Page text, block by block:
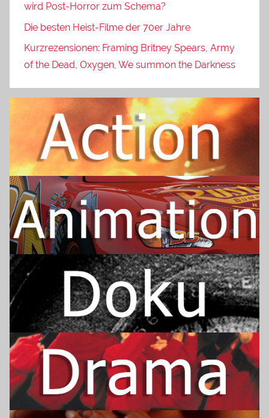
wird Post-Horror zum Schema?
Die besten Heist-Filme der 70er Jahre
Kurzrezensionen: Framing Britney Spears, Army
of the Dead, Oxygen, We summon the Darkness